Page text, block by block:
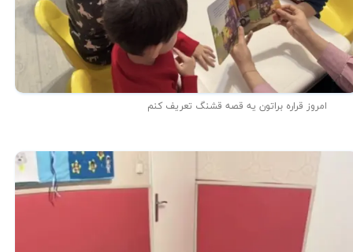
امروز قراره براتون یه قصه قشنگ تعریف کنم